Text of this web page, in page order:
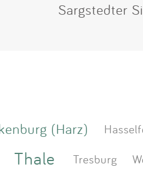
Sargstedter
(Harz)
Thale Tresburg